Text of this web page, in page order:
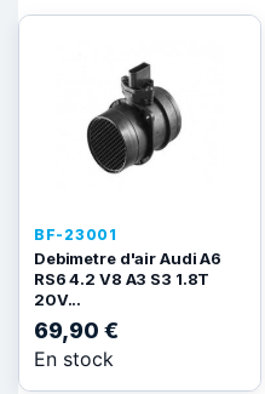
BF-23001
Debimetre d'air Audi A6
RS6 4.2 V8 A3 S3 1.8T
20V...
69,90 €
En stock